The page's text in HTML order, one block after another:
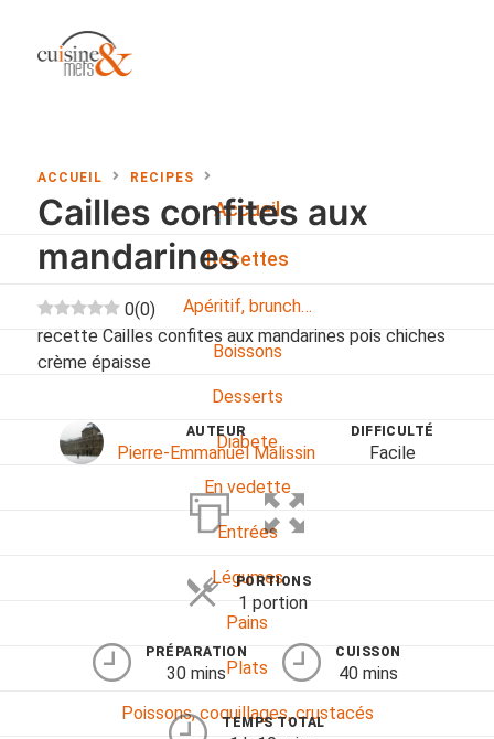
Accueil
Recettes
Apéritif, brunch…
Boissons
Desserts
Diabete
En vedette
Entrées
Légumes
Pains
Plats
Poissons, coquillages, crustacés
ACCUEIL RECIPES
Cailles confites aux
mandarines
0(0)
recette Cailles confites aux mandarines pois chiches
crème épaisse
AUTEUR
Pierre-Emmanuel Malissin
DIFFICULTÉ
Facile
PORTIONS
1 portion
PRÉPARATION
30 mins
CUISSON
40 mins
TEMPS TOTAL